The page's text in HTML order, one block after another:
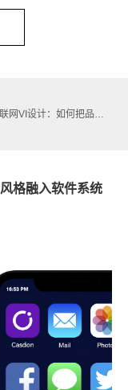
计：如何把品牌设计风格融入软件系统
格融入软件系统